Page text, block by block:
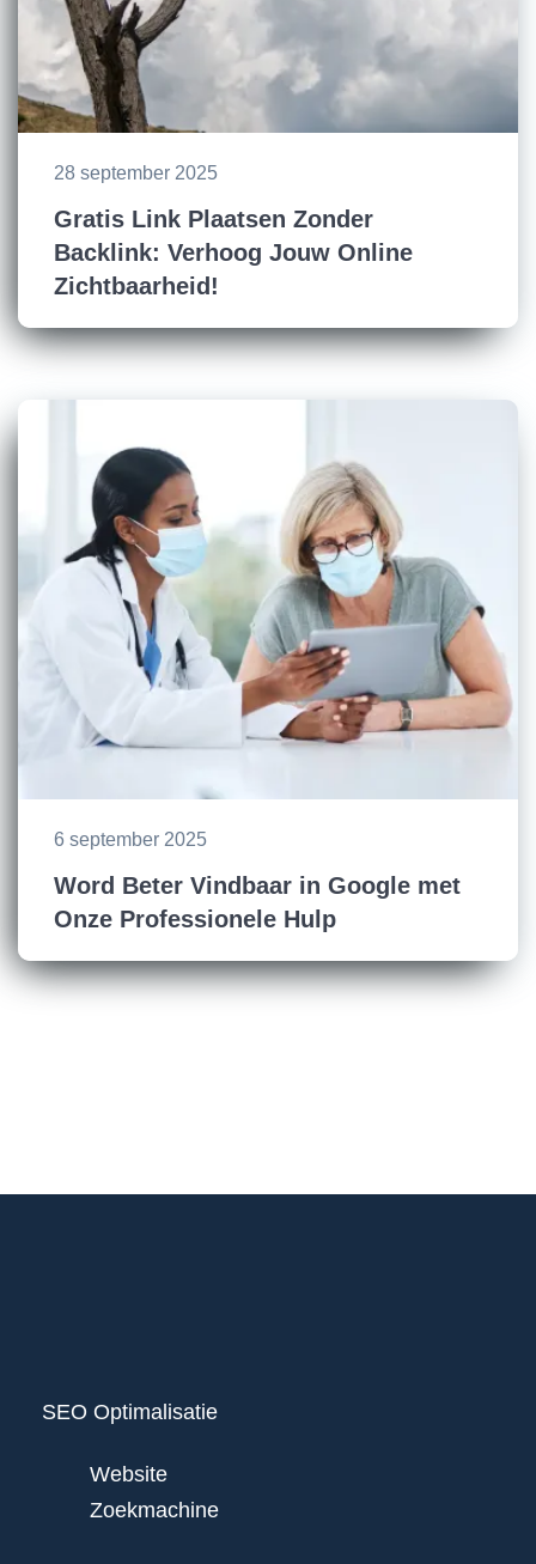
28 september 2025
Gratis Link Plaatsen Zonder
Backlink: Verhoog Jouw Online
Zichtbaarheid!
6 september 2025
Word Beter Vindbaar in Google met
Onze Professionele Hulp
SEO Optimalisatie
Website
Zoekmachine